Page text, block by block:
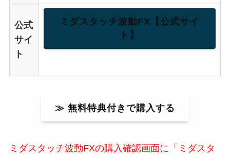
公式
サイ
ト
ミダスタッチ波動FX【公式サイ
ト】
≫ 無料特典付きで購入する
ミダスタッチ波動FXの購入確認画面に「ミダスタ